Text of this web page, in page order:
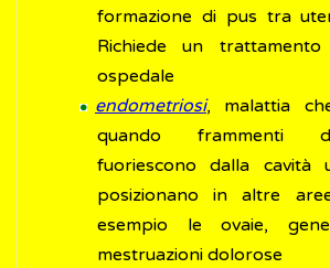
formazione di pus tra
Richiede un
ospedale
endometriosi, malattia
quando frammenti
fuoriescono dalla cavità
posizionano in altre
esempio le ovaie,
mestruazioni dolorose